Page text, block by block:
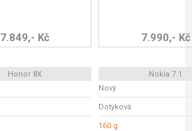
7.849,- Kč 7.990,- Kč
Honor 8X
Nokia 7.1
Nový
Dotyková
160 g